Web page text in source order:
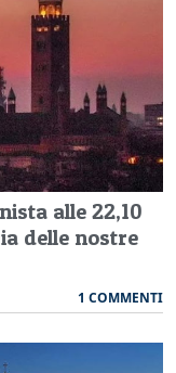
alle 22,10
delle nostre
1 COMMENTI